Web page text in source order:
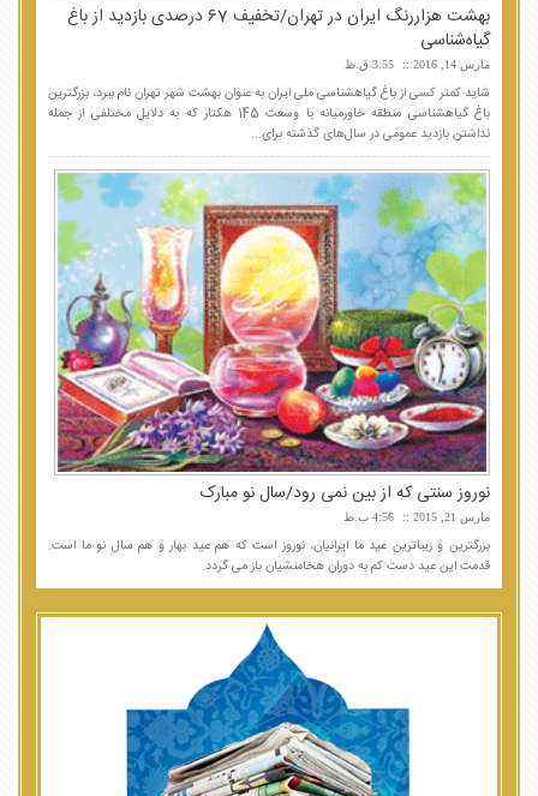
بهشت هزار‌رنگ ایران در تهران/تخفیف 67 درصدی بازدید از باغ
گیاه‌شناسی
مارس 14, 2016 3:55 ق.ظ
شاید کمتر کسی از باغ گیاهشناسی ملی ایران به عنوان بهشت شهر تهران نام ببرد، بزرگترین
باغ گیاهشناسی منطقه خاورمیانه با وسعت 145 هکتار که به دلایل مختلفی از جمله
نداشتن بازدید عمومی در سال‌های گذشته برای...
نوروز سنتی که از بین نمی رود/سال نو مبارک
مارس 21, 2015 4:56 ب.ظ
بزرگترین و زیباترین عید ما ایرانیان، نوروز است که هم عید بهار و هم سال نو ما است.
قدمت این عید دست کم به دوران هخامنشیان باز می گردد.